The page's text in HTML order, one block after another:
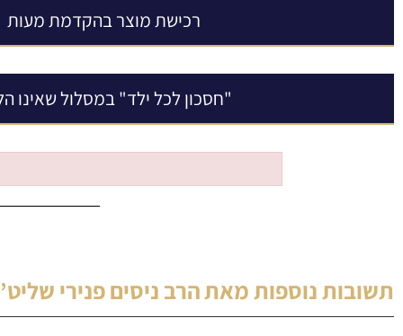
רכישת מוצר בהקדמת מעות
"חסכון לכל ילד" במסלול שאינו
תשובות נוספות מאתהרב ניסים פנירי